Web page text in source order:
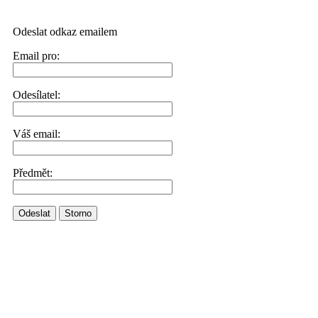
Odeslat odkaz emailem
Email pro:
Odesílatel:
Váš email:
Předmět:
Odeslat Storno